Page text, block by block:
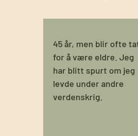
45 år, men blir ofte
for å være eldre. Jeg
har blitt spurt om jeg
levde under andre
verdenskrig.